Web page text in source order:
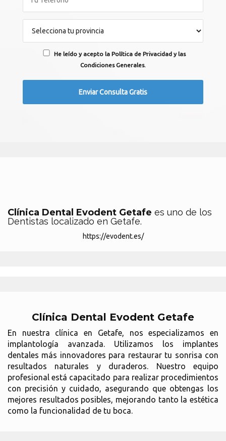
He leído y acepto la Política de Privacidad y las
Condiciones Generales.
Clínica Dental Evodent Getafe es uno de los
Dentistas localizado en Getafe.
https://evodent.es/
Clínica Dental Evodent Getafe
En nuestra clínica en Getafe, nos especializamos en
implantología avanzada. Utilizamos los implantes
dentales más innovadores para restaurar tu sonrisa con
resultados naturales y duraderos. Nuestro equipo
profesional está capacitado para realizar procedimientos
con precisión y cuidado, asegurando que obtengas los
mejores resultados posibles, mejorando tanto la estética
como la funcionalidad de tu boca.